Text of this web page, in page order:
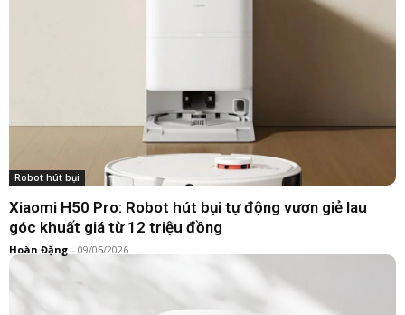
Robot hút bụi
Xiaomi H50 Pro: Robot hút bụi tự động vươn giẻ lau
góc khuất giá từ 12 triệu đồng
Hoàn Đặng - 09/05/2026